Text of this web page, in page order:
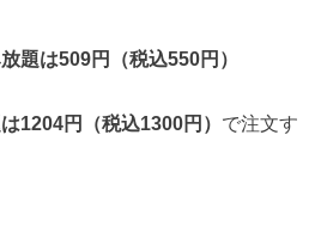
題は509円（税込550円）
1204円（税込1300円） で注文す